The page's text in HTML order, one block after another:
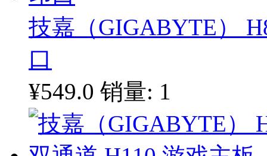
技嘉（GIGABYTE）
口
¥549.0 销量: 1